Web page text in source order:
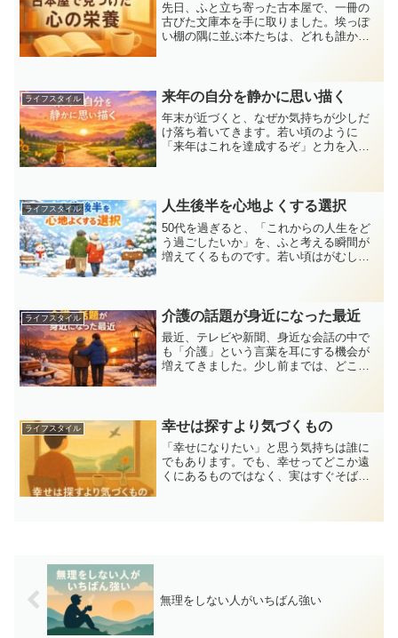
先日、ふと立ち寄った古本屋で、一冊の
古びた文庫本を手に取りました。埃っぽ
い棚の隅に並ぶ本たちは、どれも誰かの
た。本というのは不思議...
ライフスタイル 来年の自分を静かに思い描く
年末が近づくと、なぜか気持ちが少しだ
け落ち着いてきます。若い頃のように
「来年はこれを達成するぞ」と力を入れ
に、今の自分が感じていること、...
ライフスタイル 人生後半を心地よくする選択
50代を過ぎると、「これからの人生をど
う過ごしたいか」を、ふと考える瞬間が
増えてくるものです。若い頃はがむしゃ
「心地よさ」を大切にす...
ライフスタイル 介護の話題が身近になった最近
最近、テレビや新聞、身近な会話の中で
も「介護」という言葉を耳にする機会が
増えてきました。少し前までは、どこか
くようになっています。と...
ライフスタイル 幸せは探すより気づくもの
「幸せになりたい」と思う気持ちは誰に
でもあります。でも、幸せってどこか遠
くにあるものではなく、実はすぐそばに
ら“気づく幸せ”へと心が変わっていった、
無理をしない人がいちばん強い